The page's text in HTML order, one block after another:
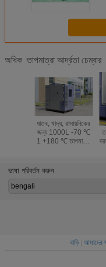
অধিকতাপমাত্রা আর্দ্রতা চেম্বার
ধাতব, খাদ্য, রাসায়নিকের
জন্য 1000L -70 ℃
1 +180 ℃ তাপমাত্রা
ভাষা পরিবর্তন করুন
বাড়ি| আমাদের